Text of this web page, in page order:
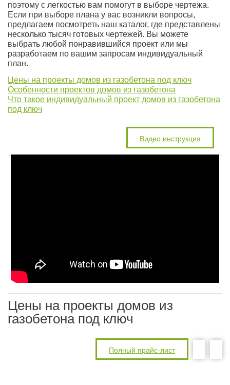
поэтому с легкостью вам помогут в выборе чертежа.
Если при выборе плана у вас возникли вопросы,
предлагаем посмотреть наш каталог, где представлены
несколько тысяч готовых чертежей. Вы можете
выбрать любой понравившийся проект или мы
разработаем по вашим запросам индивидуальный
план.
Цены на проекты домов из газобетона под ключ
Особенности проектов домов из газобетона
Что такое индивидуальный проект домов из газобетона
под ключ
Видео инструкция
Цены на проекты домов из
газобетона под ключ
Полный прайс-лист